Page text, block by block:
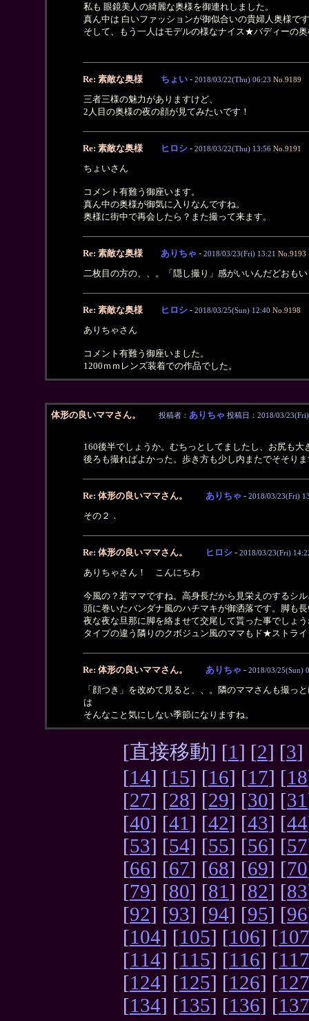
私も 眼鏡美人の綺麗な奥様を御連れしました。
真ん中は 白いファッションが御似合いの貴婦人奥様で
そして、もう一人はモデルの様なナイス★バディーの
Re: 素敵な奥様 ちょい - 2018/03/22(Thu) 06:23 No.9189
三者三様の魅力がありますけど、
2人目の奥様の夜の顔が見てみたいです！
Re: 素敵な奥様 ヒロシ - 2018/03/22(Thu) 13:56 No.9191
ちょいさん
コメント有難う御座います。
真ん中の奥様が御気に入りなんですね。
奥様に街中で再会したら？また撮って来ます。
Re: 素敵な奥様 ありちゃ - 2018/03/23(Fri) 13:21 No.9193
二枚目の方の、、。「隠し撮り」感がいいんだどおも
Re: 素敵な奥様 ヒロシ - 2018/03/25(Sun) 12:40 No.9198
ありちゃさん
コメント有難う御座いました。
1200ｍｍレンズ装着での作品でした。
体形の良いママさん。 投稿者： ありちゃ 投稿日：2018/03/
160後半でしょうか。むちっとしてましたし、お尻も大
後ろも撮ればよかった。歩き方も少し内またでそそり
Re: 体形の良いママさん。 ありちゃ - 2018/03/23(Fri)
その２．
Re: 体形の良いママさん。 ヒロシ - 2018/03/23(Fri)
ありちゃさん！ こんにちわ
今風の？若ママですね。高身長だから見栄えのするシ
頭に巻いたバンダナ風のハチマキが御洒落です。脚も
夜な夜な旦那に脚を絡ませて交尾して貰った事でしょ
タイプの違う隣りのクボジュン風のママもド★ストラ
Re: 体形の良いママさん。 ありちゃ - 2018/03/25(Sun)
「顔つき」を改めて見ると、、。隣のママさんも撮っ
は
そんなこと気にしない季節になりますね。
[直接移動] [1 ] [2] [3]
[14] [15] [16] [17] [18
[27] [28] [29] [30] [31
[40] [41 ] [42] [43] [44
[53] [54] [55] [56] [57
[66] [67] [68] [69] [70
[79] [80] [81 ] [82] [83
[92] [93] [94] [95] [96
[104] [105] [106] [107
[114] [115] [116] [117
[124] [125] [126] [127
[134] [135] [136] [137